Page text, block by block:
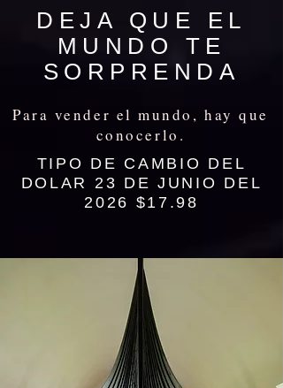
DEJA QUE EL
MUNDO TE
SORPRENDA
Para vender el mundo, hay que
conocerlo.
TIPO DE CAMBIO DEL
DOLAR 23 DE JUNIO DEL
2026 $17.98